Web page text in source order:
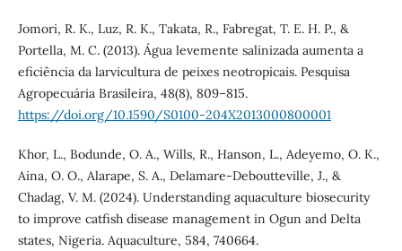
Jomori, R. K., Luz, R. K., Takata, R., Fabregat, T. E. H. P., &
Portella, M. C. (2013). Água levemente salinizada aumenta a
eficiência da larvicultura de peixes neotropicais. Pesquisa
Agropecuária Brasileira, 48(8), 809–815.
https://doi.org/10.1590/S0100-204X2013000800001
Khor, L., Bodunde, O. A., Wills, R., Hanson, L., Adeyemo, O. K.,
Aina, O. O., Alarape, S. A., Delamare-Deboutteville, J., &
Chadag, V. M. (2024). Understanding aquaculture biosecurity
to improve catfish disease management in Ogun and Delta
states, Nigeria. Aquaculture, 584, 740664.